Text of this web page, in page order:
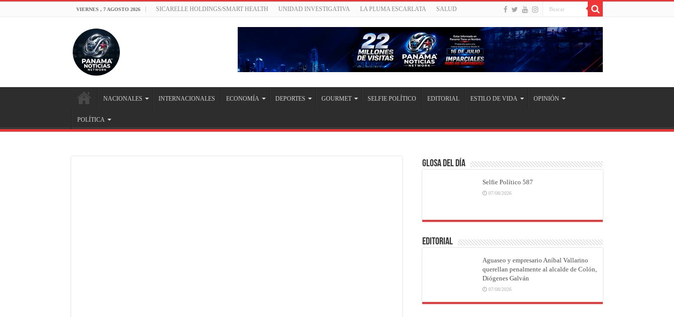
VIERNES , 7 AGOSTO 2026 SICARELLE HOLDINGS/SMART HEALTH UNIDAD INVESTIGATIVA LA PLUMA ESCARLATA SALUD
NACIONALES INTERNACIONALES ECONOMÍA DEPORTES GOURMET SELFIE POLÍTICO EDITORIAL ESTILO DE VIDA OPINIÓN
POLÍTICA
Glosa del Día
Selfie Político 587
07/08/2026
EDITORIAL
Aguaseo y empresario Aníbal Vallarino
querellan penalmente al alcalde de Colón,
Diógenes Galván
07/08/2026